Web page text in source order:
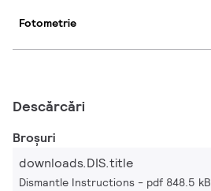
Fotometrie
Descărcări
Broșuri
downloads.DIS.title
Dismantle Instructions pdf 848.5 kB